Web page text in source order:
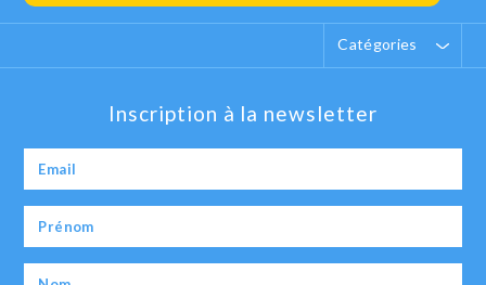
Catégories
Inscription à la newsletter